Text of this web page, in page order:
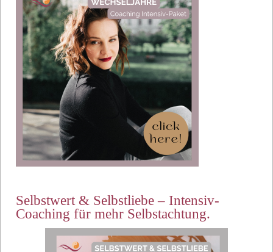
Selbstwert & Selbstliebe – Intensiv-
Coaching für mehr Selbstachtung.